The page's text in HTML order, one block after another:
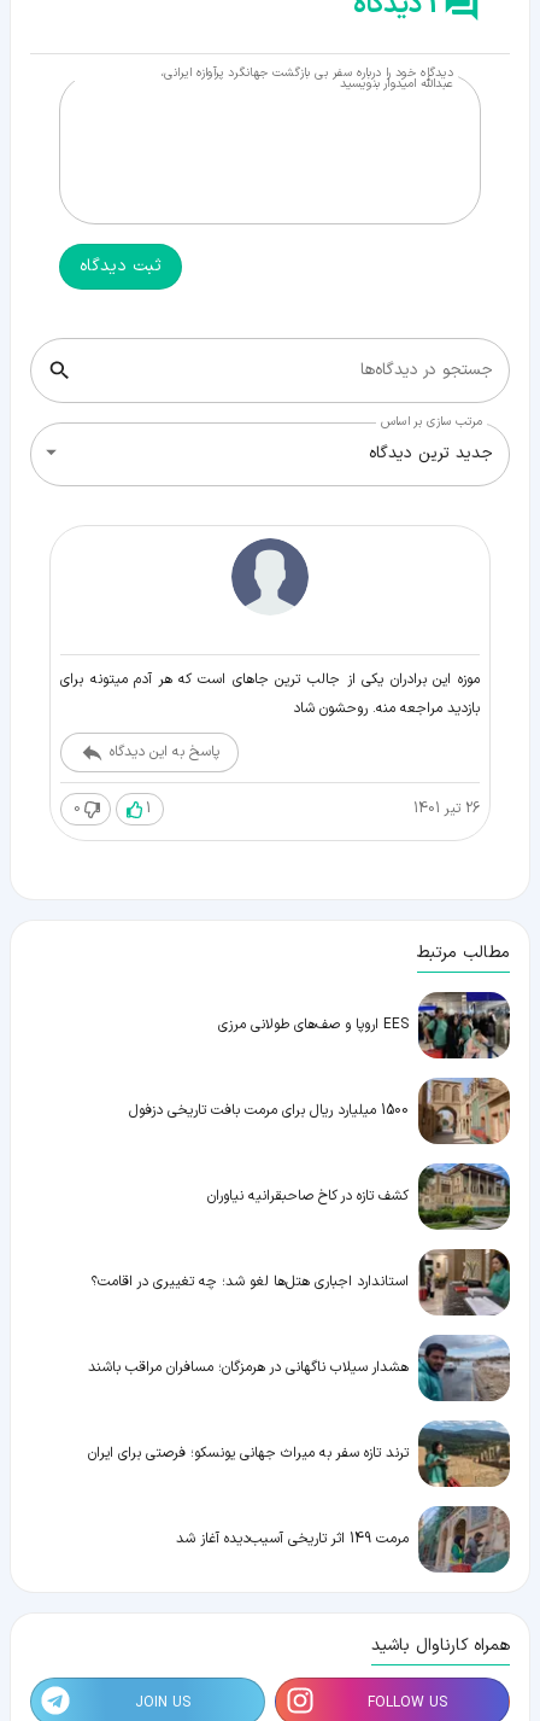
دیدگاه خود را درباره سفر بی بازگشت جهانگرد پرآوازه ایرانی،
عبدالله امیدوار بنویسید
ثبت دیدگاه
جستجو در دیدگاه‌ها
مرتب سازی بر اساس
جدید ترین دیدگاه
موزه این برادران یکی از جالب ترین جاهای است که هر آدم میتونه برای
بازدید مراجعه منه. روحشون شاد
پاسخ به این دیدگاه
26 تیر 1401 1
0
مطالب مرتبط
EES اروپا و صف‌های طولانی مرزی
1500 میلیارد ریال برای مرمت بافت تاریخی دزفول
کشف تازه در کاخ صاحبقرانیه نیاوران
استاندارد اجباری هتل‌ها لغو شد؛ چه تغییری در اقامت؟
هشدار سیلاب ناگهانی در هرمزگان؛ مسافران مراقب باشند
ترند تازه سفر به میراث جهانی یونسکو؛ فرصتی برای ایران
مرمت 149 اثر تاریخی آسیب‌دیده آغاز شد
همراه کارناوال باشید
FOLLOW US
JOIN US